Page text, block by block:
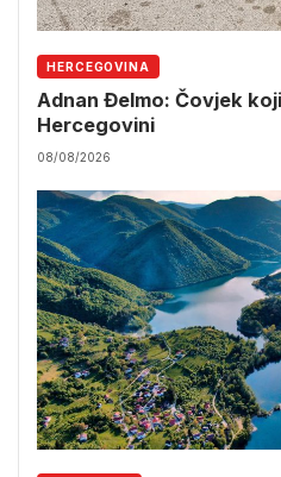
HERCEGOVINA
Adnan Đelmo: Čovjek
Hercegovini
08/08/2026